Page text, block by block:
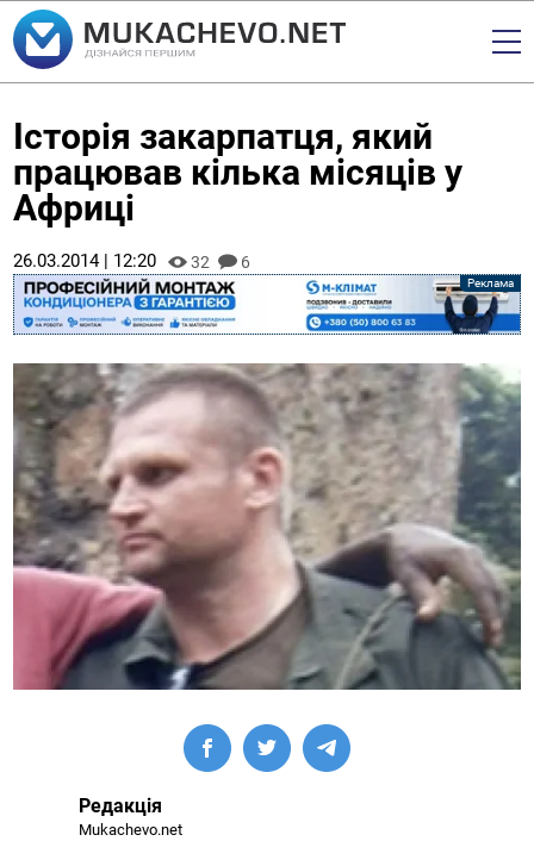
Історія закарпатця, який
працював кілька місяців у
Африці
26.03.2014 | 12:20 32 6
Редакція
Mukachevo.net